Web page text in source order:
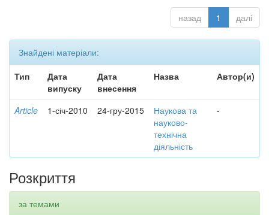
назад 1 далі
Знайдені матеріали:
Тип
Дата
випуску
Дата
внесення
Назва Автор(и)
Article 1-січ-2010 24-гру-2015
Наукова та
науково-
технічна
діяльність
-
Розкриття
за темами